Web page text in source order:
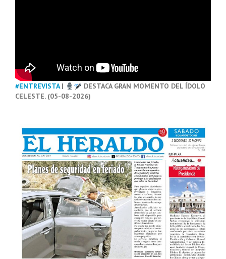
#ENTREVISTA|
DESTACA GRAN MOMENTO DEL ÍDOLO
CELESTE. (05-08-2026)